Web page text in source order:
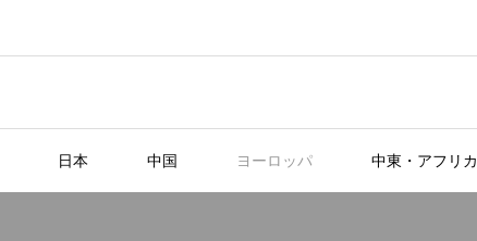
日本 中国 ヨーロッパ 中東・アフリカ